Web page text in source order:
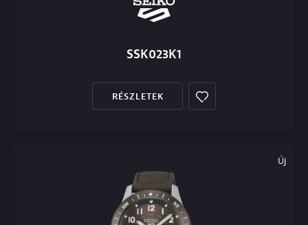
SSK023K1
RÉSZLETEK
Új